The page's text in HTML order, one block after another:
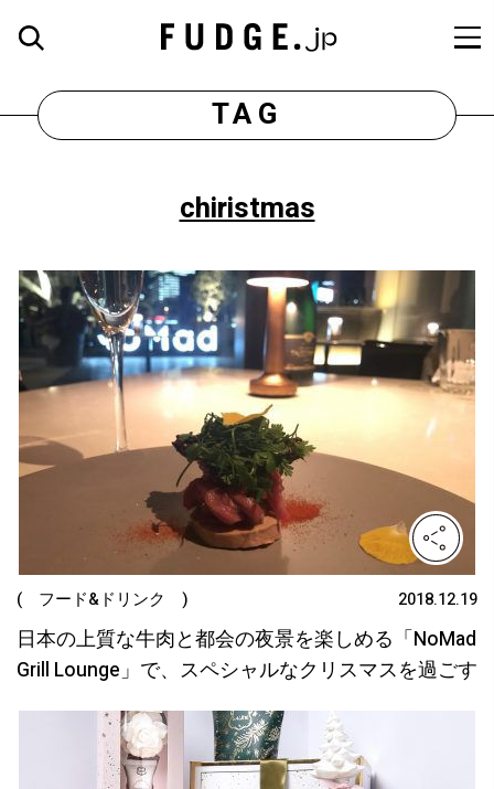
TAG
chiristmas
( フード&ドリンク ) 2018.12.19
日本の上質な牛肉と都会の夜景を楽しめる「NoMad
Grill Lounge」で、スペシャルなクリスマスを過ごす